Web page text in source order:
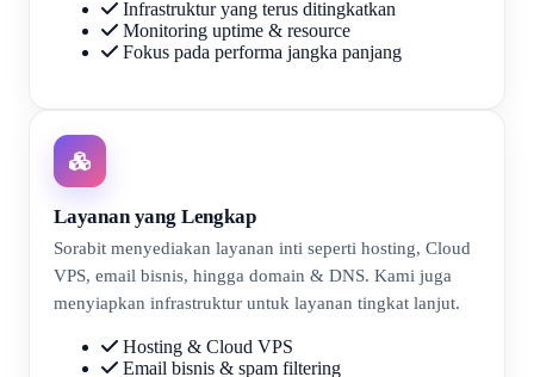
Infrastruktur yang terus ditingkatkan
Monitoring uptime & resource
Fokus pada performa jangka panjang
Layanan yang Lengkap
Sorabit menyediakan layanan inti seperti hosting, Cloud
VPS, email bisnis, hingga domain & DNS. Kami juga
menyiapkan infrastruktur untuk layanan tingkat lanjut.
Hosting & Cloud VPS
Email bisnis & spam filtering